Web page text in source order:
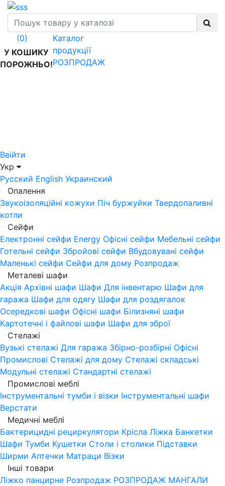
(0)
У КОШИКУ
ПОРОЖНЬО!
Каталог
продукції
РОЗПРОДАЖ
Ввійти
Укр
Русский English Украинский
Опалення
Звукоізоляційні кожухи Піч буржуйки Твердопаливні
котли
Сейфи
Електронні сейфи Energy Офісні сейфи Мебельні сейфи
Готельні сейфи Збройові сейфи Вбудовувані сейфи
Маленькі сейфи Сейфи для дому Розпродаж
Металеві шафи
Акція Архівні шафи Шафи Для інвентарю Шафи для
гаража Шафи для одягу Шафи для роздягалок
Осередкові шафи Офісні шафи Білизняні шафи
Картотечні і файлові шафи Шафи для зброї
Стелажі
Вузькі стелажі Для гаража Збірно-розбірні Офісні
Промислові Стелажі для дому Стелажі складські
Модульні стелажі Стандартні стелажі
Промислові меблі
Інструментальні тумби і візки Інструментальні шафи
Верстати
Медичні меблі
Бактерицидні рециркулятори Крісла Ліжка Банкетки
Шафи Тумби Кушетки Столи і столики Підставки
Ширми Аптечки Матраци Візки
Інші товари
Ліжко панцирне Розпродаж РОЗПРОДАЖ МАНГАЛИ